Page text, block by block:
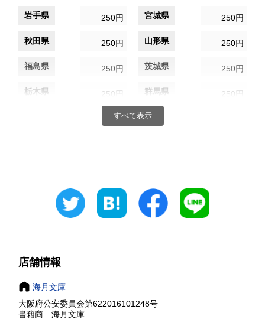
岩手県 250円 宮城県 250円
秋田県 250円 山形県 250円
福島県 250円 茨城県 250円
栃木県 250円 群馬県 250円
250円 千葉県
250円 福井県
250円 長野県
岐阜県 250円 静岡県 250円
愛知県
滋賀県
大阪府
すべて表示
店舗情報
海月文庫
大阪府公安委員会第622016101248号
書籍商 海月文庫